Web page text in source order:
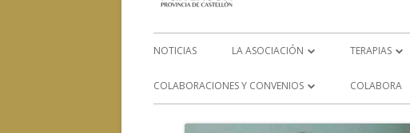
NOTICIAS LA ASOCIACIÓN
LA ENFERMEDAD
TERAPIAS
FISIOTERAPIA
COLABORACIONES Y CONVENIOS COLABORA